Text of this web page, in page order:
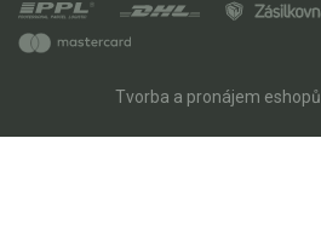
Tvorba a pronájem eshopů